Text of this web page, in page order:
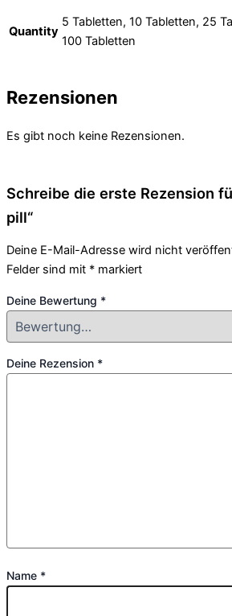
Quantity
5 Tabletten, 10 Tabletten, 25
100 Tabletten
Rezensionen
Es gibt noch keine Rezensionen.
Schreibe die erste Rezension
pill“
Deine E-Mail-Adresse wird nicht
Felder sind mit * markiert
Deine Bewertung *
Deine Rezension *
Name *